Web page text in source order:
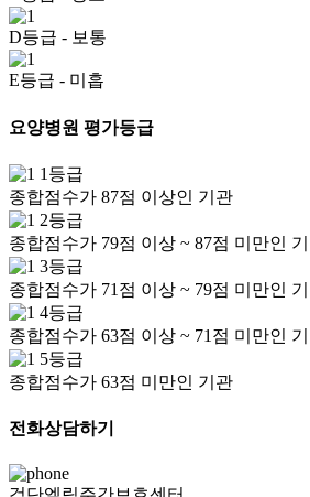
D등급 - 보통
E등급 - 미흡
요양병원 평가등급
1등급
종합점수가 87점 이상인 기관
2등급
종합점수가 79점 이상 ~ 87점 미만인
3등급
종합점수가 71점 이상 ~ 79점 미만인
4등급
종합점수가 63점 이상 ~ 71점 미만인
5등급
종합점수가 63점 미만인 기관
전화상담하기